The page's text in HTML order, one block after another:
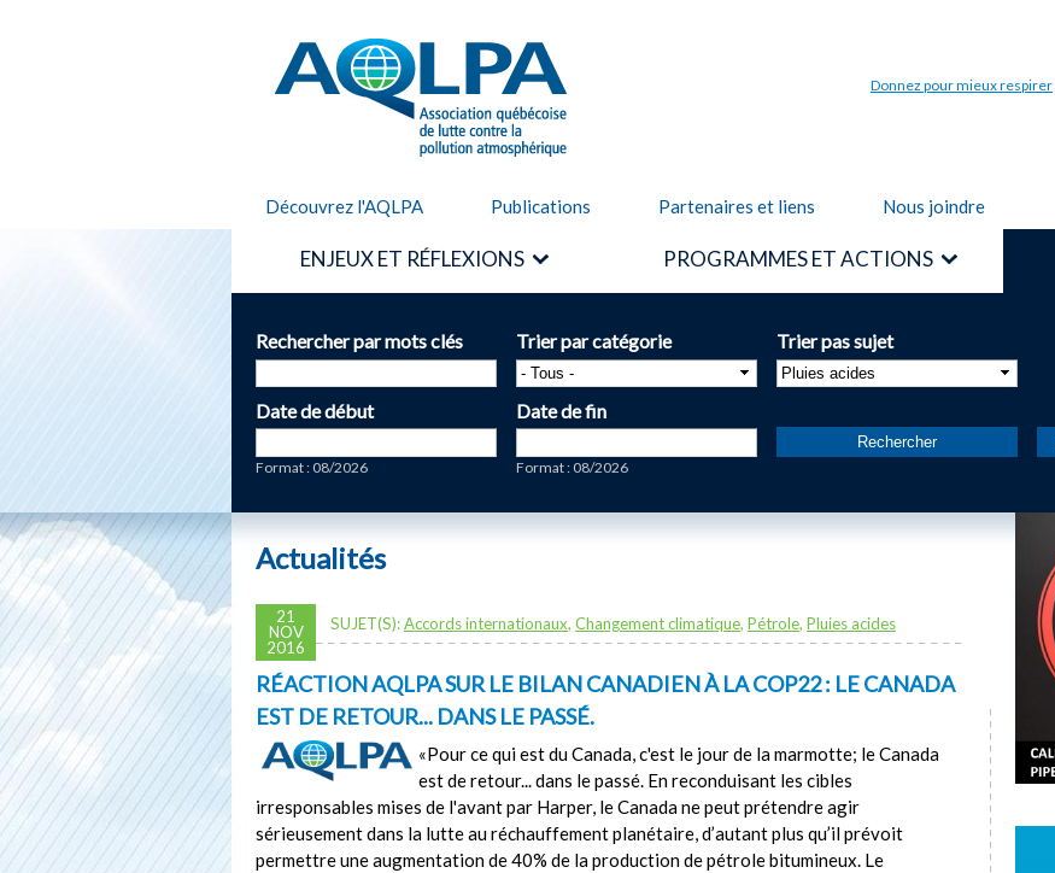
AQLPA Donnez pour mieux respirer
Découvrez l'AQLPA Publications Partenaires et liens Nous joindre
ENJEUX ET RÉFLEXIONS PROGRAMMES ET ACTIONS
Rechercher par mots clés Trier par catégorie Trier pas sujet
Date de début
Format : 08/2026
Date de fin
Format : 08/2026
Actualités
21
NOV
2016
SUJET(S):Accords internationaux, Changement climatique, Pétrole, Pluies acides
RÉACTION AQLPA SUR LE BILAN CANADIEN À LA COP22 : LE CANADA
EST DE RETOUR... DANS LE PASSÉ.
«Pour ce qui est du Canada, c'est le jour de la marmotte; le Canada
est de retour... dans le passé. En reconduisant les cibles
irresponsables mises de l'avant par Harper, le Canada ne peut prétendre agir
sérieusement dans la lutte au réchauffement planétaire, d’autant plus qu’il prévoit
permettre une augmentation de 40% de la production de pétrole bitumineux. Le